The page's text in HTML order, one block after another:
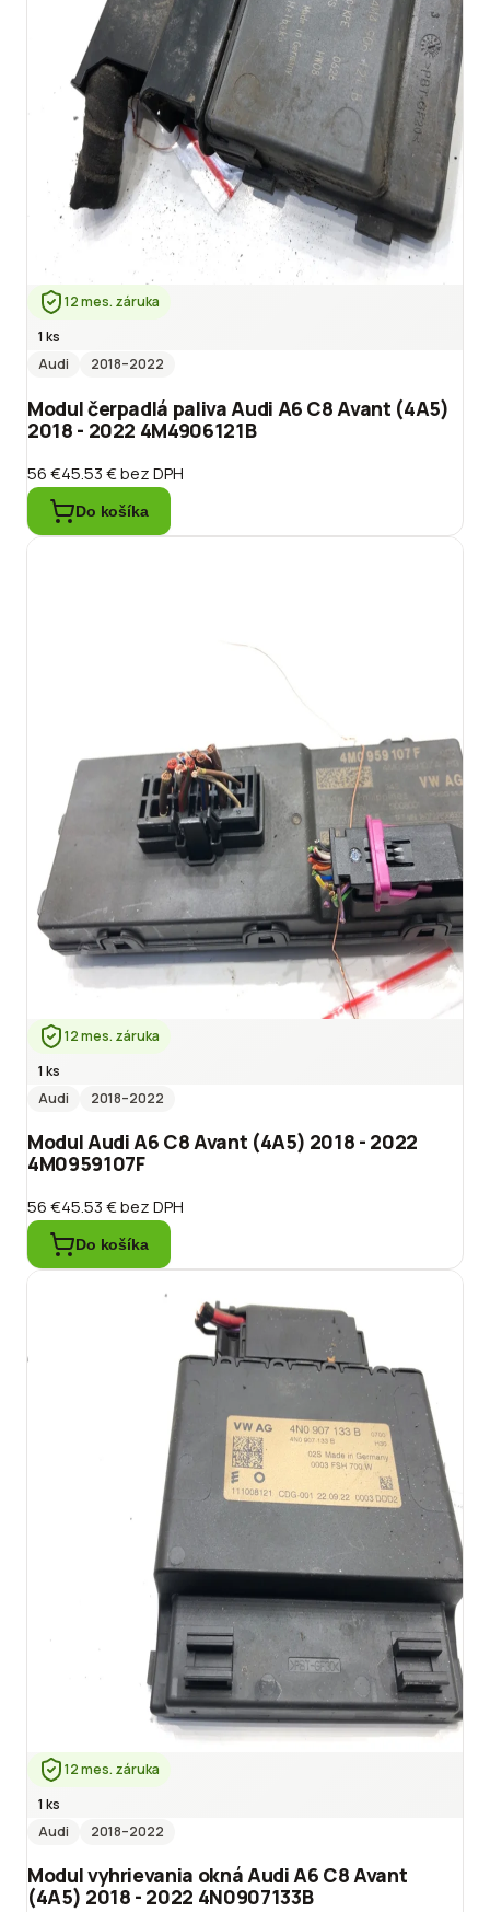
12 mes. záruka
1 ks
Audi
2018–2022
Modul čerpadlá paliva Audi A6 C8 Avant (4A5)
2018 - 2022 4M4906121B
56 €45.53 €bez DPH
Do košíka
12 mes. záruka
1 ks
Audi
2018–2022
Modul Audi A6 C8 Avant (4A5) 2018 - 2022
4M0959107F
56 €45.53 €bez DPH
Do košíka
12 mes. záruka
1 ks
Audi
2018–2022
Modul vyhrievania okná Audi A6 C8 Avant
(4A5) 2018 - 2022 4N0907133B